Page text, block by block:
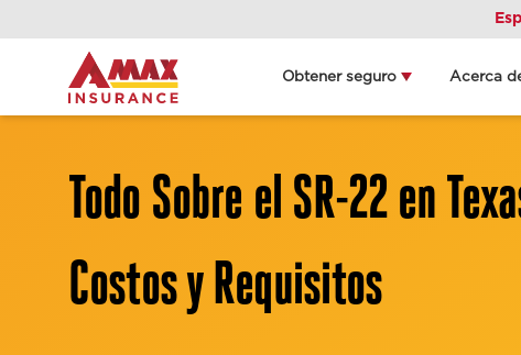
Home
Obtener seguro Acerca
Todo Sobre el SR-22 en
Costos y Requisitos